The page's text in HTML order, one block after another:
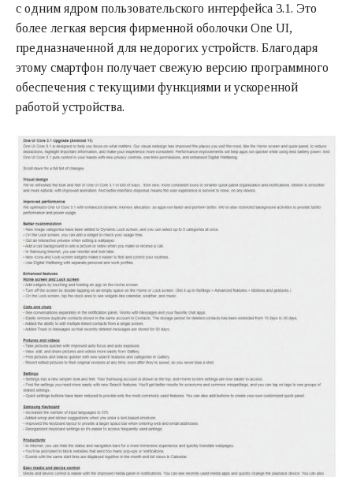
с одним ядром пользовательского интерфейса 3.1. Это
более легкая версия фирменной оболочки One UI,
предназначенной для недорогих устройств. Благодаря
этому смартфон получает свежую версию программного
обеспечения с текущими функциями и ускоренной
работой устройства.